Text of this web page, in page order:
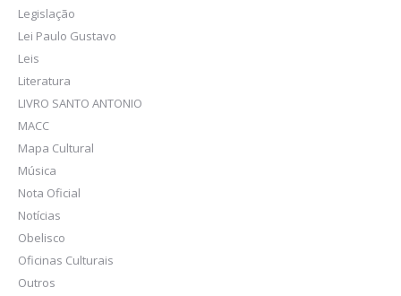
Legislação
Lei Paulo Gustavo
Leis
Literatura
LIVRO SANTO ANTONIO
MACC
Mapa Cultural
Música
Nota Oficial
Notícias
Obelisco
Oficinas Culturais
Outros